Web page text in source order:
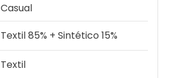
Casual
Textil 85% + Sintético 15%
Textil